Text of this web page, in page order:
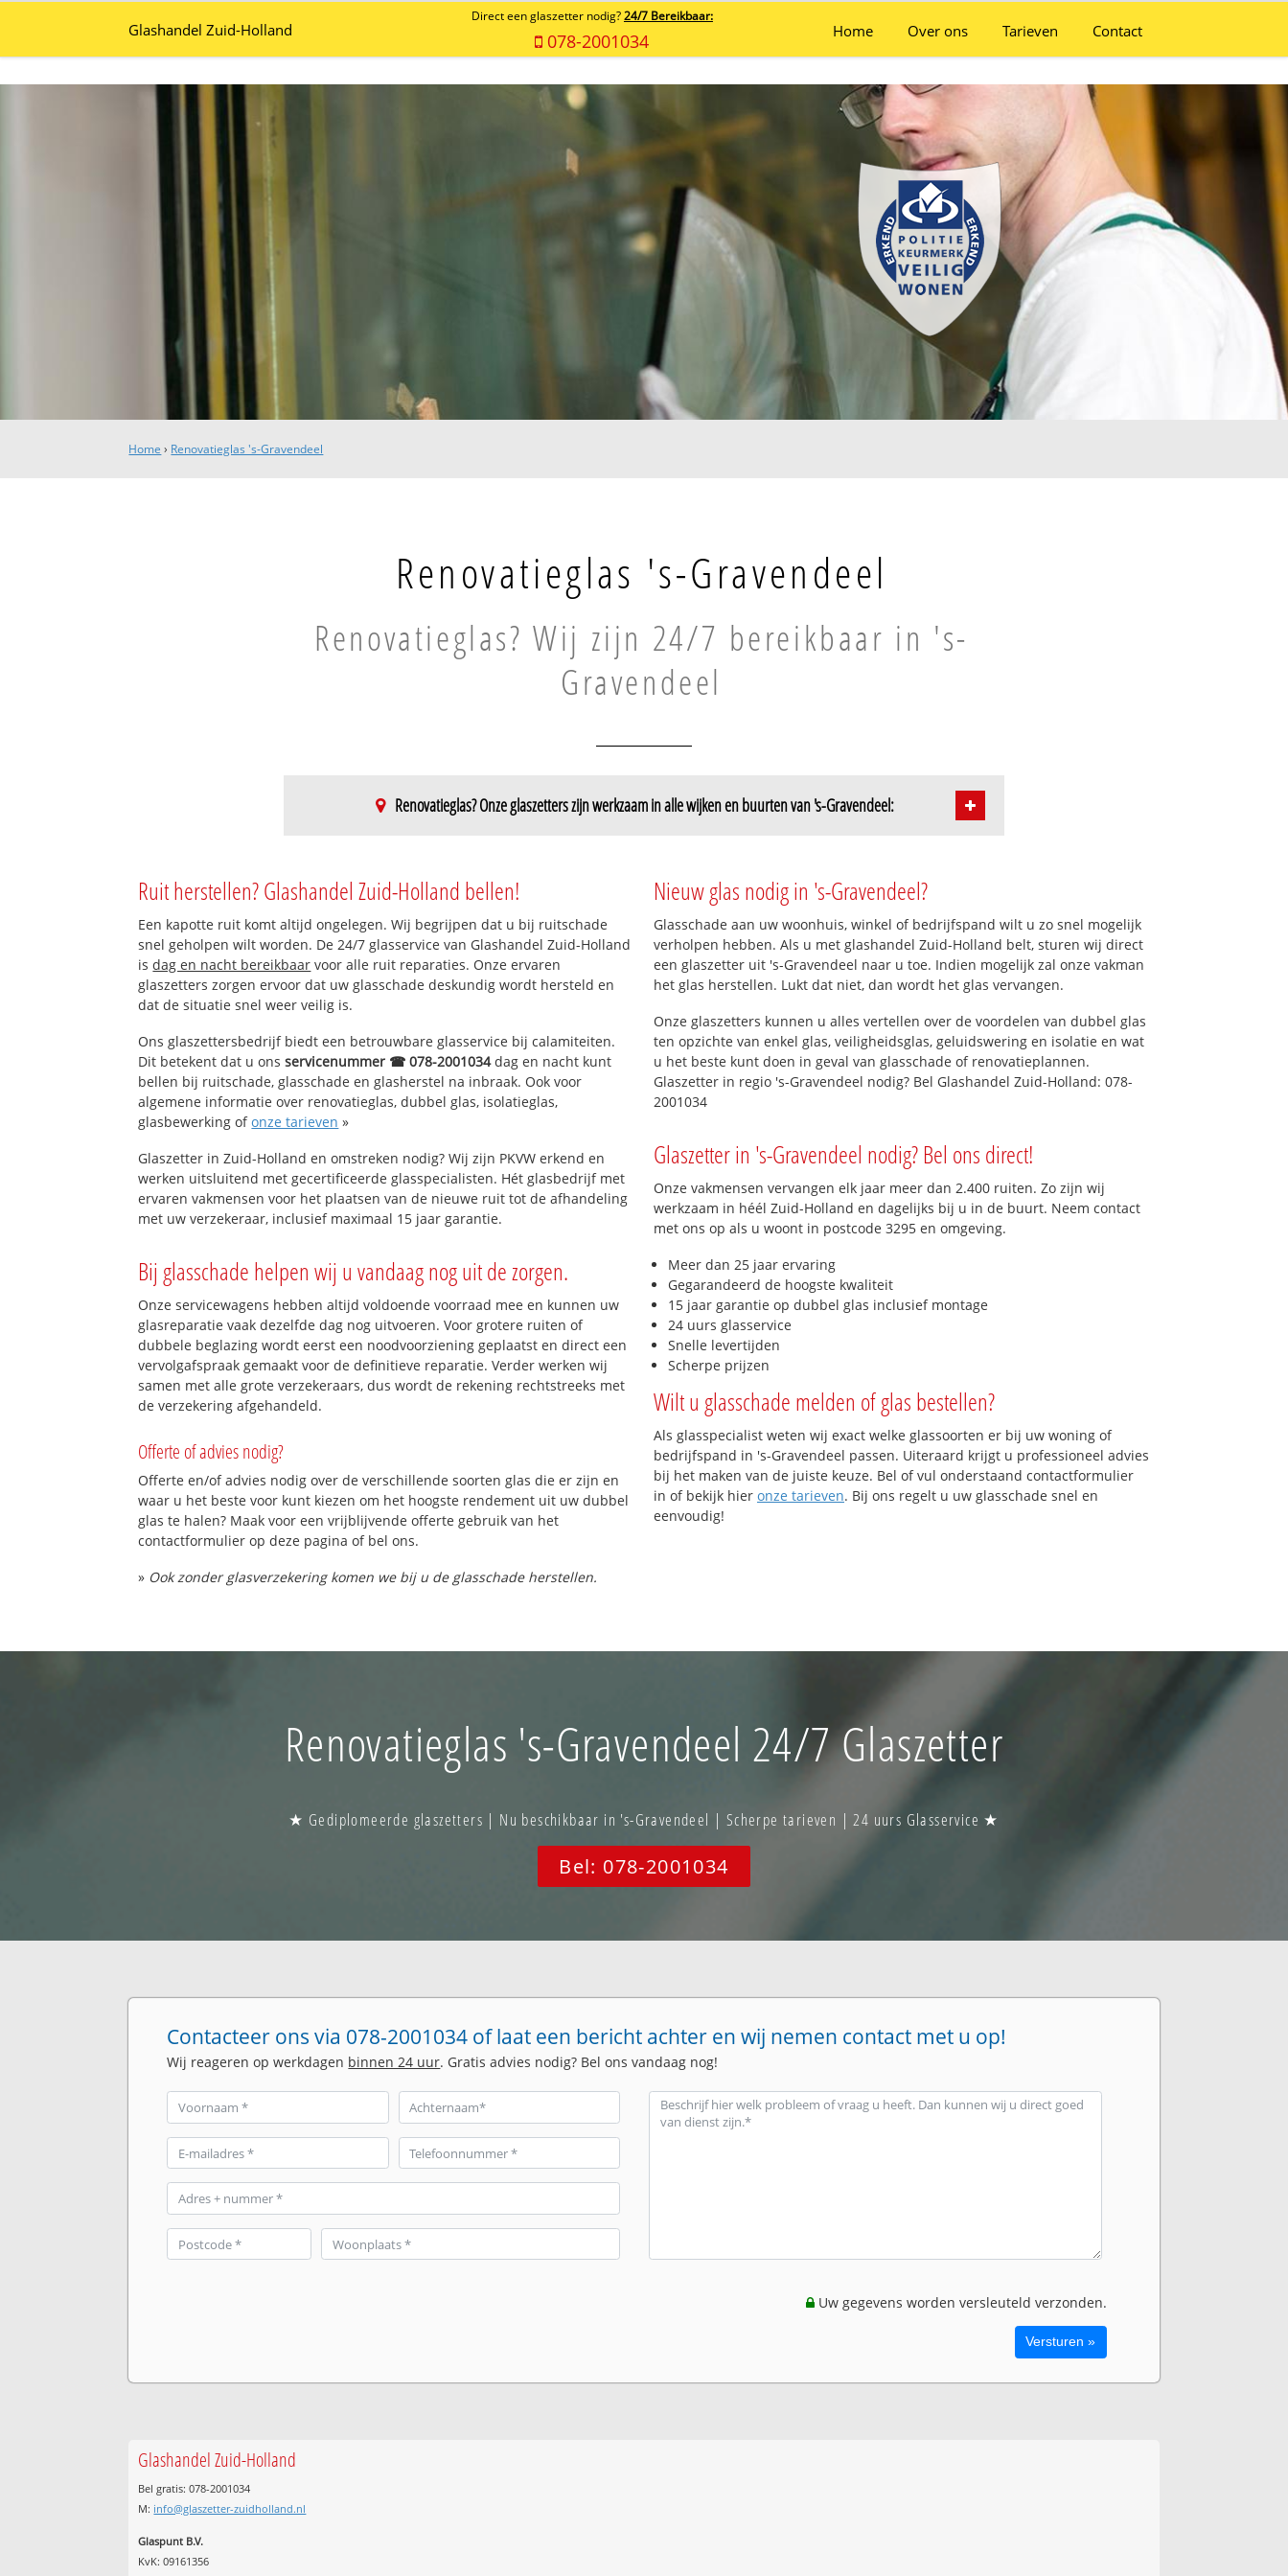
Glashandel Zuid-Holland
Direct een glaszetter nodig? 24/7 Bereikbaar:
078-2001034 Home Over ons Tarieven Contact
Home › Renovatieglas 's-Gravendeel
Renovatieglas 's-Gravendeel
Renovatieglas? Wij zijn 24/7 bereikbaar in 's-
Gravendeel
Renovatieglas? Onze glaszetters zijn werkzaam in alle wijken en buurten van 's-Gravendeel:
Boendersweg-Strijensedijk
Nieuw Bonaventura
Schenkeldijk
Mijlpolder
Groot en Klein Koninkrijk
Schuilingen
Ruit herstellen? Glashandel Zuid-Holland bellen!
Een kapotte ruit komt altijd ongelegen. Wij begrijpen dat u bij ruitschade
snel geholpen wilt worden. De 24/7 glasservice van Glashandel Zuid-Holland
isdag en nacht bereikbaar voor alle ruit reparaties. Onze ervaren
glaszetters zorgen ervoor dat uw glasschade deskundig wordt hersteld en
dat de situatie snel weer veilig is.
Ons glaszettersbedrijf biedt een betrouwbare glasservice bij calamiteiten.
Dit betekent dat u onsservicenummer ☎ 078-2001034dag en nacht kunt
bellen bij ruitschade, glasschade en glasherstel na inbraak. Ook voor
algemene informatie over renovatieglas, dubbel glas, isolatieglas,
glasbewerking ofonze tarieven »
Glaszetter in Zuid-Holland en omstreken nodig? Wij zijn PKVW erkend en
werken uitsluitend met gecertificeerde glasspecialisten. Hét glasbedrijf met
ervaren vakmensen voor het plaatsen van de nieuwe ruit tot de afhandeling
met uw verzekeraar, inclusief maximaal 15 jaar garantie.
Bij glasschade helpen wij u vandaag nog uit de zorgen.
Onze servicewagens hebben altijd voldoende voorraad mee en kunnen uw
glasreparatie vaak dezelfde dag nog uitvoeren. Voor grotere ruiten of
dubbele beglazing wordt eerst een noodvoorziening geplaatst en direct een
vervolgafspraak gemaakt voor de definitieve reparatie. Verder werken wij
samen met alle grote verzekeraars, dus wordt de rekening rechtstreeks met
de verzekering afgehandeld.
Offerte of advies nodig?
Offerte en/of advies nodig over de verschillende soorten glas die er zijn en
waar u het beste voor kunt kiezen om het hoogste rendement uit uw dubbel
glas te halen? Maak voor een vrijblijvende offerte gebruik van het
contactformulier op deze pagina of bel ons.
» Ook zonder glasverzekering komen we bij u de glasschade herstellen.
Nieuw glas nodig in 's-Gravendeel?
Glasschade aan uw woonhuis, winkel of bedrijfspand wilt u zo snel mogelijk
verholpen hebben. Als u met glashandel Zuid-Holland belt, sturen wij direct
een glaszetter uit 's-Gravendeel naar u toe. Indien mogelijk zal onze vakman
het glas herstellen. Lukt dat niet, dan wordt het glas vervangen.
Onze glaszetters kunnen u alles vertellen over de voordelen van dubbel glas
ten opzichte van enkel glas, veiligheidsglas, geluidswering en isolatie en wat
u het beste kunt doen in geval van glasschade of renovatieplannen.
Glaszetter in regio 's-Gravendeel nodig? Bel Glashandel Zuid-Holland: 078-
2001034
Glaszetter in 's-Gravendeel nodig? Bel ons direct!
Onze vakmensen vervangen elk jaar meer dan 2.400 ruiten. Zo zijn wij
werkzaam in héél Zuid-Holland en dagelijks bij u in de buurt. Neem contact
met ons op als u woont in postcode 3295 en omgeving.
Meer dan 25 jaar ervaring
Gegarandeerd de hoogste kwaliteit
15 jaar garantie op dubbel glas inclusief montage
24 uurs glasservice
Snelle levertijden
Scherpe prijzen
Wilt u glasschade melden of glas bestellen?
Als glasspecialist weten wij exact welke glassoorten er bij uw woning of
bedrijfspand in 's-Gravendeel passen. Uiteraard krijgt u professioneel advies
bij het maken van de juiste keuze. Bel of vul onderstaand contactformulier
in of bekijk hier onze tarieven. Bij ons regelt u uw glasschade snel en
eenvoudig!
Renovatieglas 's-Gravendeel 24/7 Glaszetter
★ Gediplomeerde glaszetters | Nu beschikbaar in 's-Gravendeel | Scherpe tarieven | 24 uurs Glasservice ★
Bel: 078-2001034
Contacteer ons via 078-2001034 of laat een bericht achter en wij nemen contact met u op!
Wij reageren op werkdagen binnen 24 uur. Gratis advies nodig? Bel ons vandaag nog!
Uw gegevens worden versleuteld verzonden.
Glashandel Zuid-Holland
Bel gratis: 078-2001034
M: info@glaszetter-zuidholland.nl
Glaspunt B.V.
KvK: 09161356